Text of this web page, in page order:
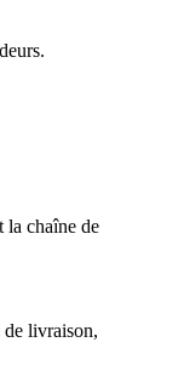
chaîne de
de livraison,